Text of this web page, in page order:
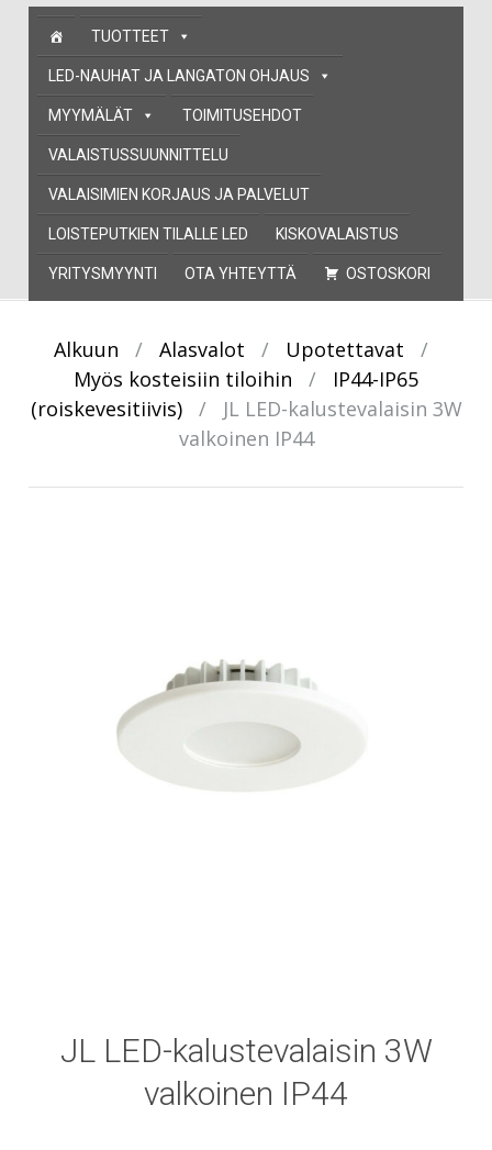
Skip
content
TUOTTEET
LED-NAUHAT JA LANGATON OHJAUS
MYYMÄLÄT TOIMITUSEHDOT
VALAISTUSSUUNNITTELU
VALAISIMIEN KORJAUS JA PALVELUT
LOISTEPUTKIEN TILALLE LED KISKOVALAISTUS
YRITYSMYYNTI OTA YHTEYTTÄ OSTOSKORI
Alkuun / Alasvalot / Upotettavat
/
Myös kosteisiin tiloihin
/
IP44-IP65
(roiskevesitiivis)
/
JL LED-kalustevalaisin 3W
valkoinen IP44
JL LED-kalustevalaisin 3W
valkoinen IP44